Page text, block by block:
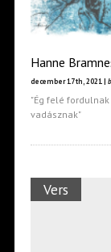
Hanne
december 17th, 2021 |
"Ég felé
vadásznak"
Vers